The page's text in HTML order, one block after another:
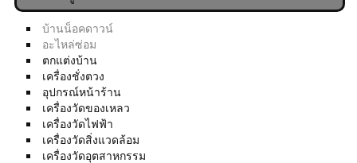
บ้านน็อคดาวน์
อะไหล่ซ่อม
ตกแต่งบ้าน
เครื่องชั่งตวง
อุปกรณ์หน้าร้าน
เครื่องวัดของเหลว
เครื่องวัดไฟฟ้า
เครื่องวัดสิ่งแวดล้อม
เครื่องวัดอุตสาหกรรม